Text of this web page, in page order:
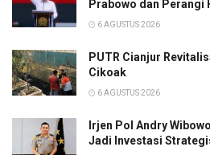
Prabowo dan Perangi
6 AGUSTUS 2026
PUTR Cianjur
Cikoak
6 AGUSTUS 2026
Irjen Pol Andry
Jadi Investasi